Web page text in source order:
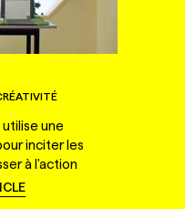
une
inciter les
à l'action